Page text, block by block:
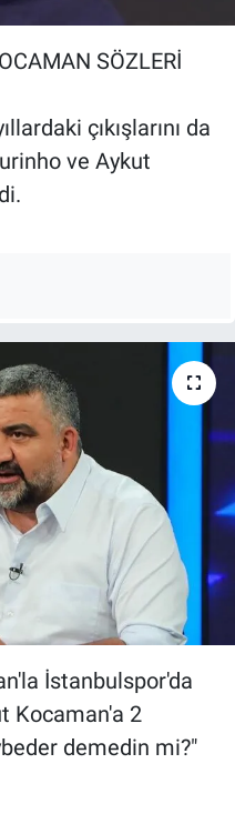
SÖZLERİ
çıkışlarını da
ve Aykut
İstanbulspor'da
Kocaman'a 2
demedin mi?"